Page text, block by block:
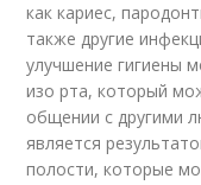
как кариес,
также другие
улучшение гигиены
изо рта, который
общении с другими
является
полости, которые